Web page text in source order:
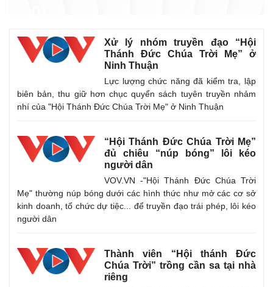
Xử lý nhóm truyền đạo “Hội
Thánh Đức Chúa Trời Mẹ” ở
Ninh Thuận
Lực lượng chức năng đã kiểm tra, lập
biên bản, thu giữ hơn chục quyển sách tuyên truyền nhảm
nhí của "Hội Thánh Đức Chúa Trời Mẹ" ở Ninh Thuận
“Hội Thánh Đức Chúa Trời Mẹ”
đủ chiêu “núp bóng” lôi kéo
người dân
VOV.VN -"Hội Thánh Đức Chúa Trời
Mẹ" thường núp bóng dưới các hình thức như mở các cơ sở
kinh doanh, tổ chức dự tiệc... để truyền đạo trái phép, lôi kéo
người dân
Thành viên “Hội thánh Đức
Chúa Trời” trồng cần sa tại nhà
riêng